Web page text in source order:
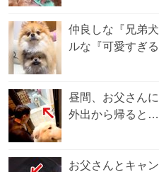
仲良しな『兄弟
ルな『可愛すぎ
昼間、お父さん
外出から帰ると
お父さんとキャ